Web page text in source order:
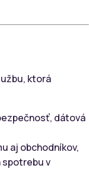
ktorá
dátová
aj obchodníkov,
spotrebu v